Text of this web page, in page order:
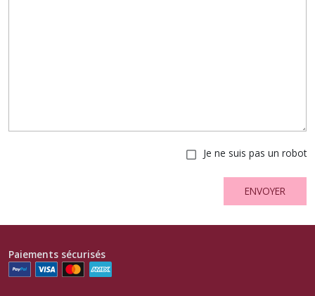
Je ne suis pas un robot
ENVOYER
Paiements sécurisés